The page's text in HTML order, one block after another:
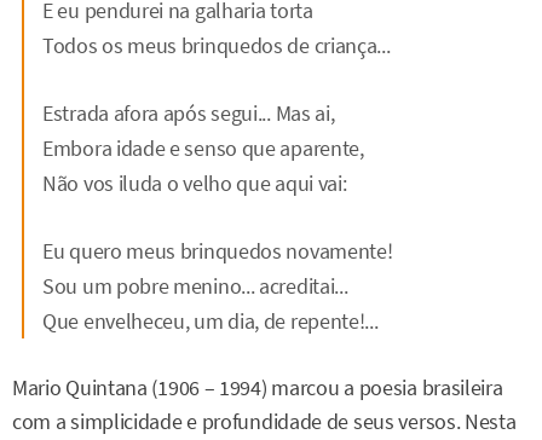
E eu pendurei na galharia torta
Todos os meus brinquedos de criança...
Estrada afora após segui... Mas ai,
Embora idade e senso que aparente,
Não vos iluda o velho que aqui vai:
Eu quero meus brinquedos novamente!
Sou um pobre menino... acreditai...
Que envelheceu, um dia, de repente!...
Mario Quintana (1906 – 1994) marcou a poesia brasileira
com a simplicidade e profundidade de seus versos. Nesta